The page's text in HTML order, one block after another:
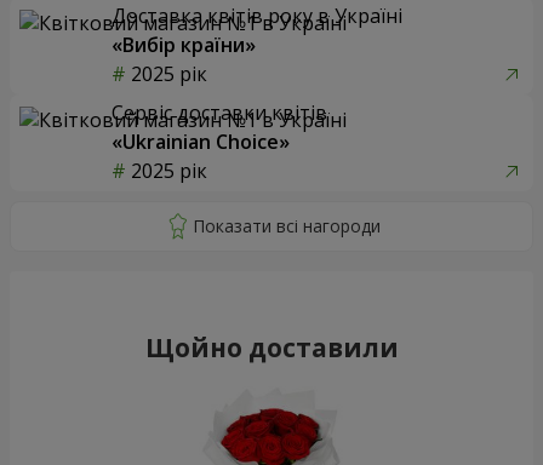
Доставка квітів року в Україні
«Вибір країни»
2025 рік
Сервіс доставки квітів
«Ukrainian Choice»
2025 рік
Щойно доставили